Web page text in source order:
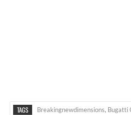
TAGS Breakingnewdimensions, Bugatti